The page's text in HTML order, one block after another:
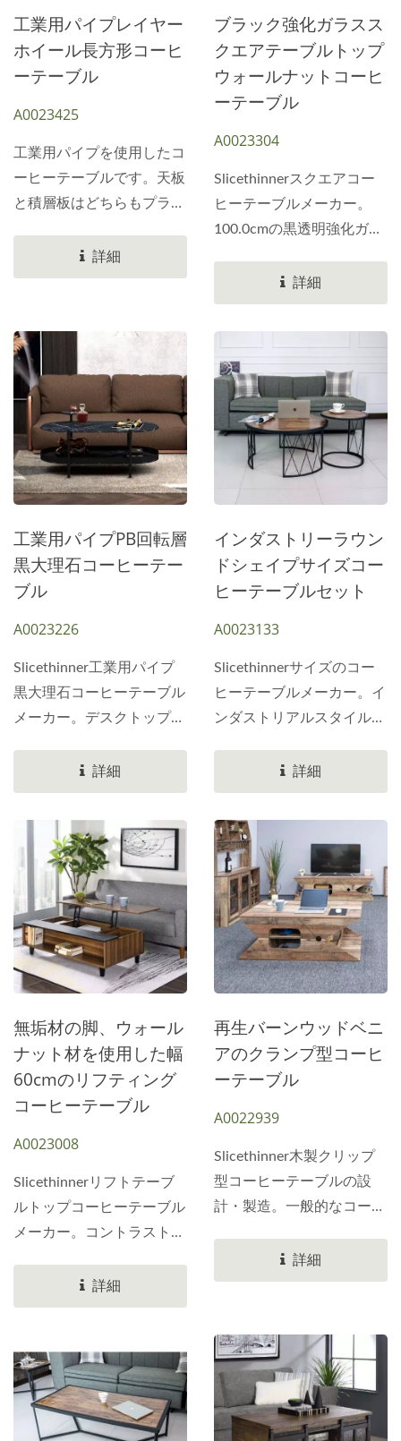
能です。板材を使ったKD
複合工法。荷物の高さを抑
えることができます。コン
増やし、お客様のコンテナ
ひご尽力ください。環境に
優しく、お手頃な価格の家
開発力を兼ね備えていま
す。すべての商品にマッチ
い。
工業用パイプレイヤー
ホイール長方形コーヒ
ーテーブル
A0023425
工業用パイプを使用したコ
ーヒーテーブルです。天板
と積層板はどちらもプラス
質は変更可能です。無垢材
スプレー塗装、MDF、ま
びいただけます。
Slicethinner家具メーカー
は、お客様に合わせたオー
ダーメイドの家具を製作い
たします。底部には工業用
キャスターが取り付けられ
ており、移動が可能です。
工業用パイプはすべて1イ
ンチヤード単位で使用され
ています。後加工のオプシ
トリアルスタイルのブラッ
ク電気メッキまたはブラッ
いカラーデザインです。製
造に関するご質問は、お気
詳細
ブラック強化ガラスス
クエアテーブルトップ
ウォールナットコーヒ
ーテーブル
A0023304
Slicethinnerスクエアコー
ヒーテーブルメーカー。
100.0cmの黒透明強化ガラ
3mmです。コーヒーテー
ブルの天板は、強化ガラス
の代わりに他の木製ボード
さまざまな素材のデザイン
を提供します。コーヒーテ
ーブルの高さは33.3cmに
設計されています。これは
低い高さです。この幅広の
コーヒーテーブルは、お客
様のニーズに合わせてニュ
ートラルパネルとサイドパ
ネルで構築できます。製造
ができます。一般的なコー
重量を軽減したいメーカー
Slicethinner変更可能なプ
ります。その他の設計製品
については、お問い合わせ
ください。
詳細
工業用パイプPB回転層
黒大理石コーヒーテー
ブル
A0023226
Slicethinner工業用パイプ
黒大理石コーヒーテーブル
メーカー。デスクトップボ
120.0cm、奥行き60.0cm、
深さ15mmです。左右の直
径が60.0cmの半円形デザ
イン。合板の天板には
15mmの丸い角がありま
す。デスクトップをより丸
くします。ホットプレスで
作られた紙ラミネート。下
の底面もデスクトップボー
ドと同じサイズとデザイン
を採用しています。底板の
上には、底板を囲むように
18.5cmの小さなディスク
層があります。回転可能な
お待ちしております。
詳細
インダストリーラウン
ドシェイプサイズコー
ヒーテーブルセット
A0023133
Slicethinnerサイズのコー
ヒーテーブルメーカー。イ
ンダストリアルスタイルの
テーブル。デスクトップボ
ードには2枚の紙ラミネー
トがあります。天然モンゴ
色の木目調ベニヤは、主に
丸いテーブルトップとして
使用されています。最外側
は厚さ25mmの黒い耐摩耗
性の皮があります。丸いデ
スクトップの外枠を飾るた
め。装飾として16個の金色
のビンテージアンカーもあ
ります。インダストリアル
スタイルを強調できます。
えられています。上下の丸
す。サイドテーブルには鉄
の足が1つだけあります。
他、大小さまざまなコーヒ
ーテーブルセットのデザイ
ン製品。お問い合わせをお
待ちしております。
詳細
無垢材の脚、ウォール
ナット材を使用した幅
60cmのリフティング
コーヒーテーブル
A0023008
Slicethinnerリフトテーブ
ルトップコーヒーテーブル
メーカー。コントラストの
ヤを使用。小さなテーブル
トップには黒木目のエンボ
使用されています。小さな
テーブルトップの奥行きは
20.0cmです。その下には
116.0*18.2*23.0cmのスペ
詳細
再生バーンウッドベニ
アのクランプ型コーヒ
ーテーブル
A0022939
Slicethinner木製クリップ
型コーヒーテーブルの設
計・製造。一般的なコーヒ
120.0×60.0×43.0cmです。
メインのコーヒーテーブル
れており、最も特徴的なの
は、上段と下段の中央で同
じ空間を分割していること
です。コーヒーテーブル全
体には、奥行き57cmのダ
詳細